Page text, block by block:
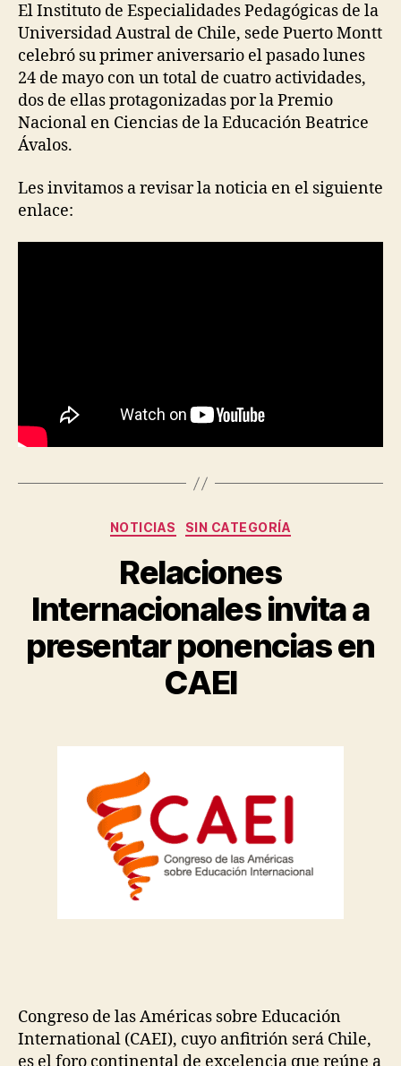
El Instituto de Especialidades Pedagógicas de la
Universidad Austral de Chile, sede Puerto Montt
celebró su primer aniversario el pasado lunes
24 de mayo con un total de cuatro actividades,
dos de ellas protagonizadas por la Premio
Nacional en Ciencias de la Educación Beatrice
Ávalos.
Les invitamos a revisar la noticia en el siguiente
enlace:
Categorías
NOTICIAS SIN CATEGORÍA
Relaciones
Internacionales invita a
presentar ponencias en
CAEI
Congreso de las Américas sobre Educación
International (CAEI), cuyo anfitrión será Chile,